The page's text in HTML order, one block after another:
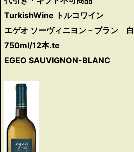
TurkishWine トルコワイン
エゲオ ソーヴィニヨン－ブラン 白
750ml/12本.te
EGEO SAUVIGNON-BLANC